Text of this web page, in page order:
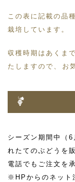
この表に記載の品
栽培しています。
収穫時期はあくま
たしますので、お
シーズン期間中（6
れたてのぶどうを
電話でもご注文を
※HPからのネット